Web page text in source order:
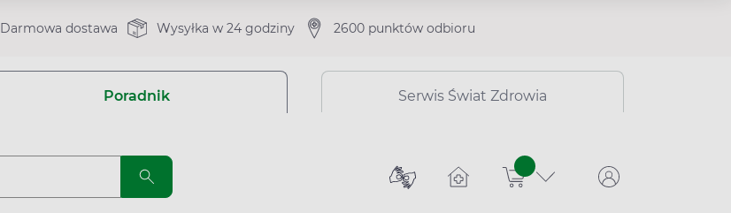
Darmowa dostawa Wysyłka w 24 godziny 2600 punktów odbioru
Poradnik Serwis Świat Zdrowia
sztuk